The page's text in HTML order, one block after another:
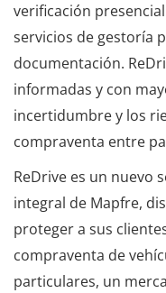
verificación
servicios de gestoría
documentación.
informadas y con
incertidumbre y los
compraventa entre
ReDrive es un nuevo
integral de Mapfre,
proteger a sus
compraventa de
particulares, un